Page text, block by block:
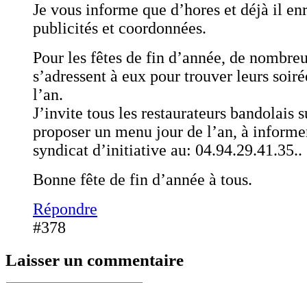
Je vous informe que d’hores et déjà il
publicités et coordonnées.
Pour les fêtes de fin d’année, de
s’adressent à eux pour trouver leurs
l’an.
J’invite tous les restaurateurs bandolais
proposer un menu jour de l’an, à
syndicat d’initiative au: 04.94.29.41.35..
Bonne fête de fin d’année à tous.
Répondre
#378
Laisser un commentaire